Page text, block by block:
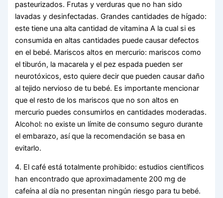
pasteurizados. Frutas y verduras que no han sido
lavadas y desinfectadas. Grandes cantidades de hígado:
este tiene una alta cantidad de vitamina A la cual si es
consumida en altas cantidades puede causar defectos
en el bebé. Mariscos altos en mercurio: mariscos como
el tiburón, la macarela y el pez espada pueden ser
neurotóxicos, esto quiere decir que pueden causar daño
al tejido nervioso de tu bebé. Es importante mencionar
que el resto de los mariscos que no son altos en
mercurio puedes consumirlos en cantidades moderadas.
Alcohol: no existe un límite de consumo seguro durante
el embarazo, así que la recomendación se basa en
evitarlo.
4. El café está totalmente prohibido: estudios científicos
han encontrado que aproximadamente 200 mg de
cafeína al día no presentan ningún riesgo para tu bebé.